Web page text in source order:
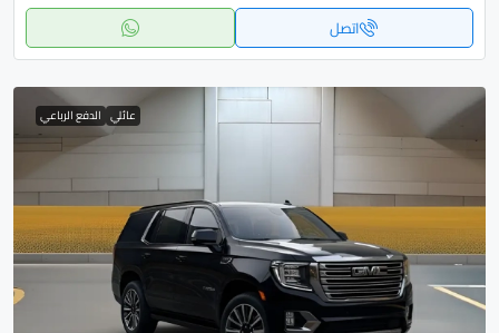
اتصل
عائلي الدفع الرباعي